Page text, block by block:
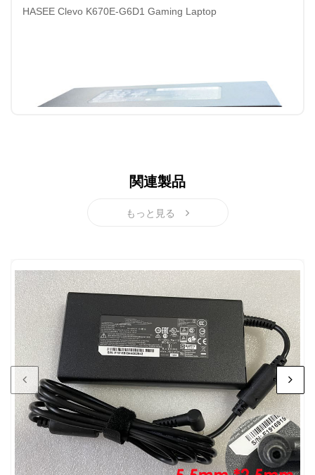
HASEE Clevo K670E-G6D1 Gaming Laptop
関連製品
もっと見る